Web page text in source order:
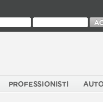
PROFESSIONISTI